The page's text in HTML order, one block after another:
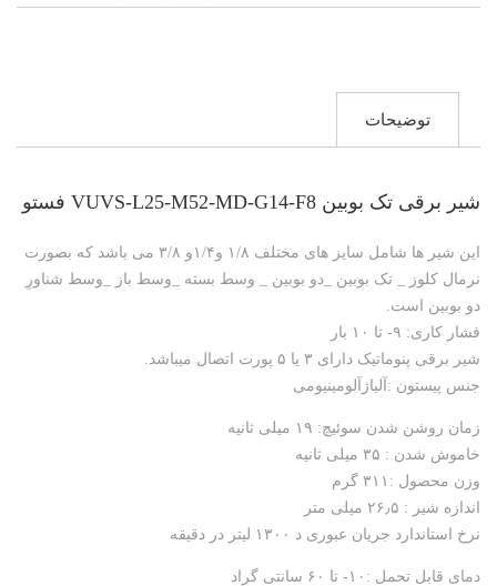
توضیحات
شیر برقی تک بوبین VUVS-L25-M52-MD-G14-F8 فستو
این شیر ها شامل سایز های مختلف ۱/۸ و۱/۴و ۳/۸ می باشد که بصورت
نرمال کلوز _ تک بوبین _دو بوبین _ وسط بسته _وسط باز _وسط شناورِ
دو بوبین است.
فشار کاری: ۹- تا ۱۰ بار
شیر برقی پنوماتیک دارای ۳ یا ۵ پورت اتصال میباشد.
جنس پیستون :آلیاژآلومینیومی
زمان روشن شدن سوئیچ: ۱۹ میلی ثانیه
خاموش شدن : ۳۵ میلی ثانیه
وزن محصول :۳۱۱ گرم
اندازه شیر : ۲۶٫۵ میلی متر
نرخ استاندارد جریان عبوری د ۱۳۰۰ لیتر در دقیقه
دمای قابل تحمل :۱۰- تا ۶۰ سانتی گراد